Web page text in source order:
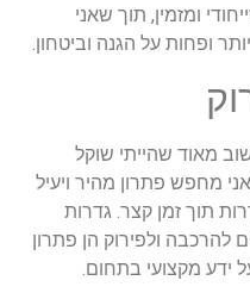
ומזמין, תוך שאני
ופחות על הגנה וביטחון.
מאוד שהייתי שוקל
מחפש פתרון מהיר ויעיל
תוך זמן קצר. גדרות
להרכבה ולפירוק הן פתרון
ידע מקצועי בתחום.